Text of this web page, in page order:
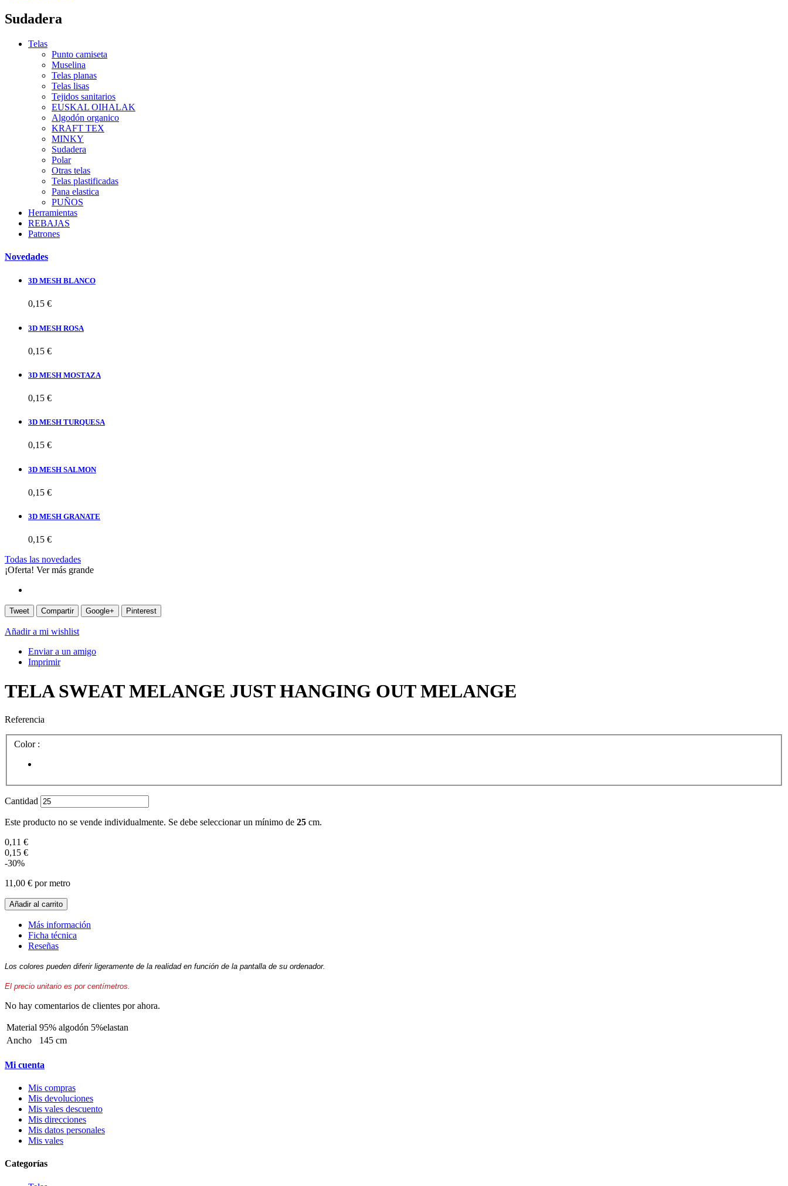
Sudadera
Telas
Punto camiseta
Muselina
Telas planas
Telas lisas
Tejidos sanitarios
EUSKAL OIHALAK
Algodón organico
KRAFT TEX
MINKY
Sudadera
Polar
Otras telas
Telas plastificadas
Pana elastica
PUÑOS
Herramientas
REBAJAS
Patrones
Novedades
3D MESH BLANCO
0,15 €
3D MESH ROSA
0,15 €
3D MESH MOSTAZA
0,15 €
3D MESH TURQUESA
0,15 €
3D MESH SALMON
0,15 €
3D MESH GRANATE
0,15 €
Todas las novedades
¡Oferta! Ver más grande
Tweet Compartir Google+ Pinterest
Añadir a mi wishlist
Enviar a un amigo
Imprimir
TELA SWEAT MELANGE JUST HANGING OUT MELANGE
Referencia
Color :
Cantidad
Este producto no se vende individualmente. Se debe seleccionar un mínimo de 25 cm.
0,11 €
0,15 €
-30%
11,00 € por metro
Añadir al carrito
Más información
Ficha técnica
Reseñas
Los colores pueden diferir ligeramente de la realidad en función de la pantalla de su ordenador.
El precio unitario es por centímetros.
No hay comentarios de clientes por ahora.
Material 95% algodón 5%elastan
Ancho
145 cm
Mi cuenta
Mis compras
Mis devoluciones
Mis vales descuento
Mis direcciones
Mis datos personales
Mis vales
Categorías